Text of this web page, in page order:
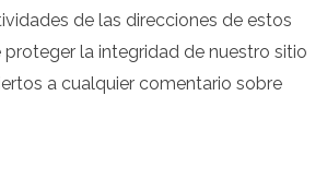
de las direcciones de estos
la integridad de nuestro sitio
a cualquier comentario sobre